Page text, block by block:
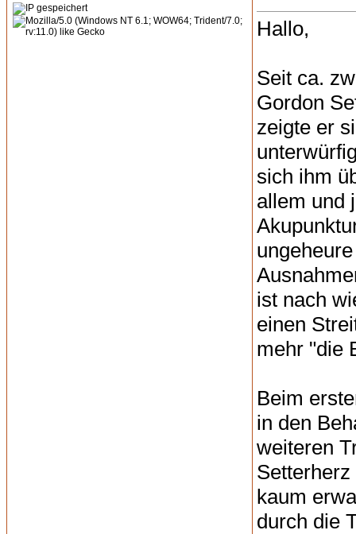
Hallo,
Seit ca.
Gordon
zeigte er
sich ihm
allem und
ist nach
einen
mehr "die
Beim
in den
weiteren
kaum
durch die